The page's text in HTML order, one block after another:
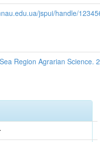
jspui/handle/
Region Agrarian Science.